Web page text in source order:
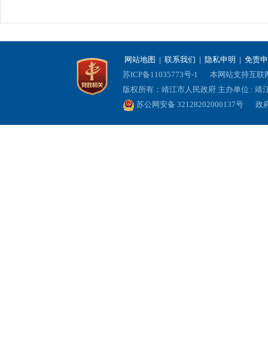
网站地图 | 联系我们 | 隐私申明 | 免责
苏ICP备11035773号-1
本网站支持互联
版权所有：靖江市人民政府 主办单位 : 靖
苏公网安备 32128202000137号
政